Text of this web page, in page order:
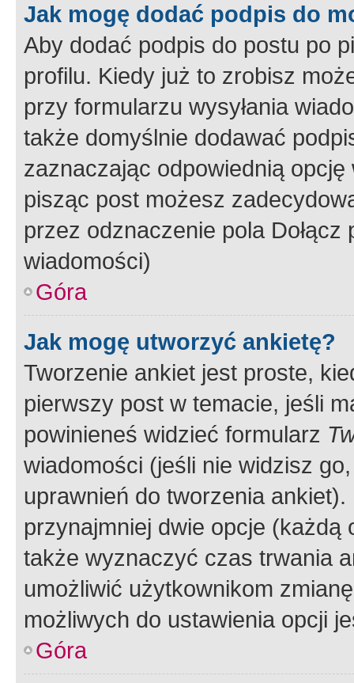
Jak mogę dodać podpis do
Aby dodać podpis do postu po
profilu. Kiedy już to zrobisz
przy formularzu wysyłania
także domyślnie dodawać
zaznaczając odpowiednią
pisząc post możesz
przez odznaczenie pola
wiadomości)
Góra
Jak mogę utworzyć ankietę?
Tworzenie ankiet jest proste,
pierwszy post w temacie, jeśli
powinieneś widzieć formularz
wiadomości (jeśli nie widzisz
uprawnień do tworzenia
przynajmniej dwie opcje
także wyznaczyć czas trwania
umożliwić użytkownikom
możliwych do ustawienia opcji
Góra